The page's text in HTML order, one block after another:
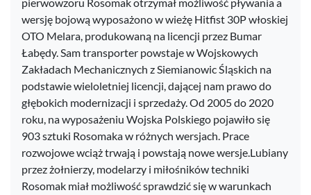
wersję bojową wyposażono w wieżę Hitfist 30P włoskiej
OTO Melara, produkowaną na licencji przez Bumar
Łabędy. Sam transporter powstaje w Wojskowych
Zakładach Mechanicznych z Siemianowic Śląskich na
podstawie wieloletniej licencji, dającej nam prawo do
głębokich modernizacji i sprzedaży. Od 2005 do 2020
roku, na wyposażeniu Wojska Polskiego pojawiło się
903 sztuki Rosomaka w różnych wersjach. Prace
rozwojowe wciąż trwają i powstają nowe wersje.Lubiany
przez żołnierzy, modelarzy i miłośników techniki
Rosomak miał możliwość sprawdzić się w warunkach